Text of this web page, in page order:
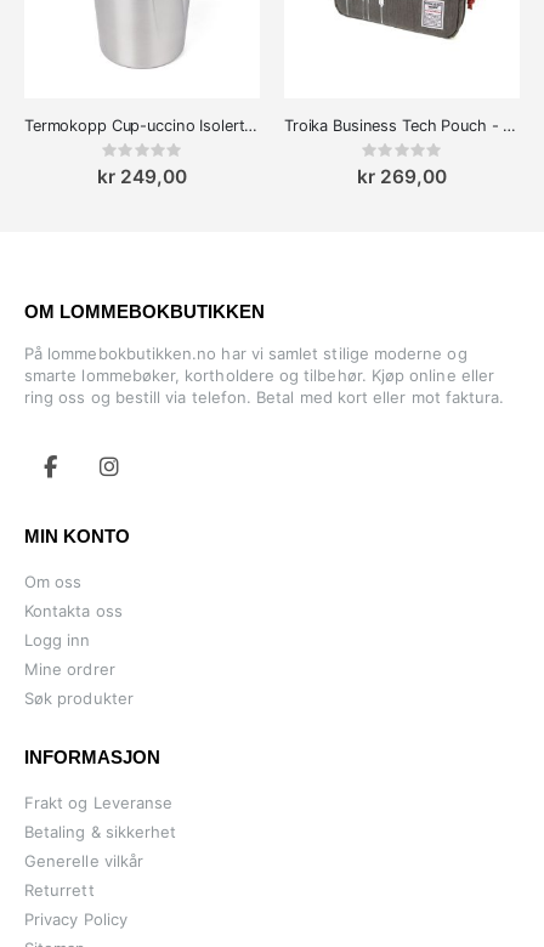
Termokopp Cup-uccino Isolert - Miljøvennlig og Stilig
Rating:
kr 249,00
Troika Business Tech Pouch - Kabelveske
Rating:
kr 269,00
OM LOMMEBOKBUTIKKEN
På lommebokbutikken.no har vi samlet stilige moderne og
smarte lommebøker, kortholdere og tilbehør. Kjøp online eller
ring oss og bestill via telefon. Betal med kort eller mot faktura.
MIN KONTO
Om oss
Kontakta oss
Logg inn
Mine ordrer
Søk produkter
INFORMASJON
Frakt og Leveranse
Betaling & sikkerhet
Generelle vilkår
Returrett
Privacy Policy